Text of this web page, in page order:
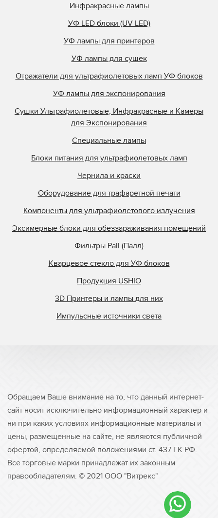
Инфракрасные лампы
УФ LED блоки (UV LED)
УФ лампы для принтеров
УФ лампы для сушек
Отражатели для ультрафиолетовых ламп УФ блоков
УФ лампы для экспонирования
Сушки Ультрафиолетовые, Инфракрасные и Камеры
для Экспонирования
Специальные лампы
Блоки питания для ультрафиолетовых ламп
Чернила и краски
Оборудование для трафаретной печати
Компоненты для ультрафиолетового излучения
Эксимерные блоки для обеззараживания помещений
Фильтры Pall (Палл)
Кварцевое стекло для УФ блоков
Продукция USHIO
3D Принтеры и лампы для них
Импульсные источники света
Обращаем Ваше внимание на то, что данный интернет-
сайт носит исключительно информационный характер и
ни при каких условиях информационные материалы и
цены, размещенные на сайте, не являются публичной
офертой, определяемой положениями ст. 437 ГК РФ.
Все торговые марки принадлежат их законным
правообладателям. © 2021 ООО "Витрекс"